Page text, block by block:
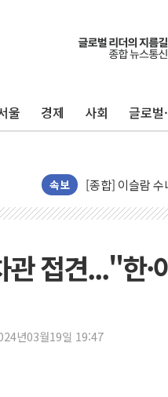
울 경제 사회 글로벌
속보
유럽증시, 美 고
[종합] 이슬람
트럼프, 백신·
이란 핵심 원유
美 고용 쇼크에
[종합] 美 7월
[사진] 이슬람
접견..."한·
년03월19일 19:47